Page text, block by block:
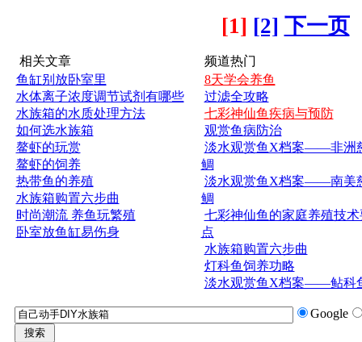
[1] [2] 下一页
相关文章
鱼缸别放卧室里
水体离子浓度调节试剂有哪些
水族箱的水质处理方法
如何选水族箱
鳌虾的玩赏
鳌虾的饲养
热带鱼的养殖
水族箱购置六步曲
时尚潮流 养鱼玩繁殖
卧室放鱼缸易伤身
频道热门
8天学会养鱼
过滤全攻略
七彩神仙鱼疾病与预防
观赏鱼病防治
淡水观赏鱼X档案——非洲
鲷
淡水观赏鱼X档案——南美
鲷
七彩神仙鱼的家庭养殖技术
点
水族箱购置六步曲
灯科鱼饲养功略
淡水观赏鱼X档案——鲇科
Google